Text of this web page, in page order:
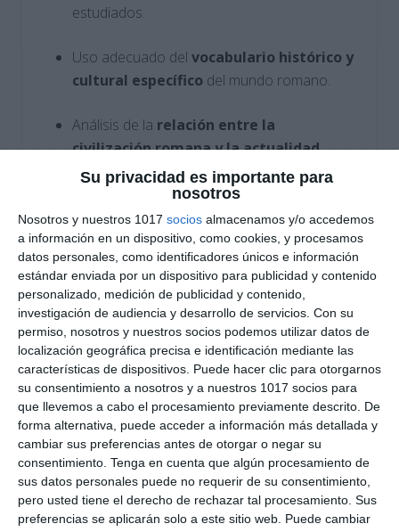
Su privacidad es importante para
nosotros
Nosotros y nuestros 1017 socios almacenamos y/o accedemos
a información en un dispositivo, como cookies, y procesamos
datos personales, como identificadores únicos e información
estándar enviada por un dispositivo para publicidad y contenido
personalizado, medición de publicidad y contenido,
investigación de audiencia y desarrollo de servicios. Con su
permiso, nosotros y nuestros socios podemos utilizar datos de
localización geográfica precisa e identificación mediante las
características de dispositivos. Puede hacer clic para otorgarnos
su consentimiento a nosotros y a nuestros 1017 socios para
que llevemos a cabo el procesamiento previamente descrito. De
forma alternativa, puede acceder a información más detallada y
cambiar sus preferencias antes de otorgar o negar su
consentimiento. Tenga en cuenta que algún procesamiento de
sus datos personales puede no requerir de su consentimiento,
pero usted tiene el derecho de rechazar tal procesamiento. Sus
preferencias se aplicarán solo a este sitio web. Puede cambiar
estudiados.
Uso adecuado del vocabulario histórico y
cultural específico del mundo romano.
Análisis de la relación entre la
civilización romana y la actualidad.
Criterios sobre laorganización y
presentación del trabajo.
Evaluación de laactitud, el esfuerzo y la
autonomíadel alumnado.
Cuatro niveles de logro:Excelente,
Notable, Suficiente e Insuficiente, adaptados
aESO y Bachillerato.
Cómo utilizar este material
Estarúbrica de Latínpuede emplearse para
evaluar trabajos escritos, presentaciones orales,
murales, infografías, dosieres o proyectos
cooperativos relacionados con lacultura y